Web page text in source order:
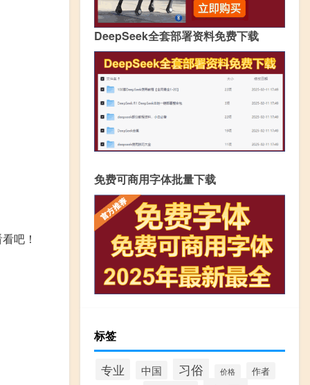
吧！
DeepSeek全套部署资料免费下载
免费可商用字体批量下载
标签
专业 中国 习俗 价格 作者